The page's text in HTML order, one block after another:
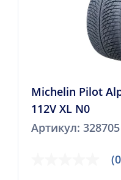
Michelin Pilot
112V XL N0
Артикул: 328705